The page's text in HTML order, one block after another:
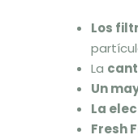
Los
La
Un
La
Fresh